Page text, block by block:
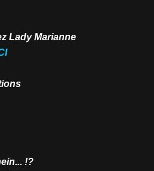
Lady Marianne
!?